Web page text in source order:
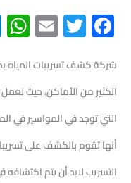
F
ac
e
b
o
o
k
T
wi
tt
er
E
m
ail
شركة كشف تسريبات المياه
الكثير من الأماكن، حيث
التي توجد في المواسير في
أنها تقوم بالكشف على
التسريب لابد أن يتم